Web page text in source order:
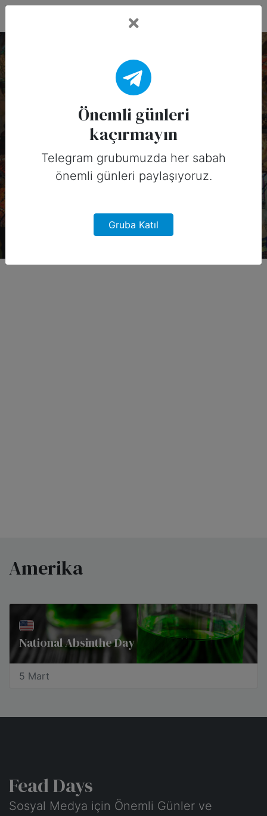
5 Mart, 2026 Tarihinin
Önemli Günleri
(Amerika)
5 Mart, 2026 tarihinde Amerika için
sosyal medyada paylaşabileceğiniz
önemli günler
Amerika
National Absinthe Day
5 Mart
Fead Days
Sosyal Medya için Önemli Günler ve
Önemli günleri
kaçırmayın
Telegram grubumuzda her sabah
önemli günleri paylaşıyoruz.
Gruba Katıl